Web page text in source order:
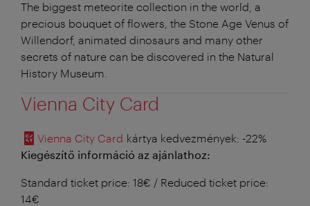
The biggest meteorite collection in the world, a
precious bouquet of flowers, the Stone Age Venus of
Willendorf, animated dinosaurs and many other
secrets of nature can be discovered in the Natural
History Museum.
Vienna City Card
Vienna City Card kártya kedvezmények: -22%
Kiegészítő információ az ajánlathoz:
Standard ticket price: 18€ / Reduced ticket price:
14€